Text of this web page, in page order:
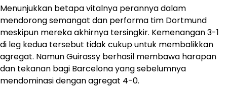
Menunjukkan betapa vitalnya perannya dalam
mendorong semangat dan performa tim Dortmund
meskipun mereka akhirnya tersingkir. Kemenangan 3-1
di leg kedua tersebut tidak cukup untuk membalikkan
agregat. Namun Guirassy berhasil membawa harapan
dan tekanan bagi Barcelona yang sebelumnya
mendominasi dengan agregat 4-0.